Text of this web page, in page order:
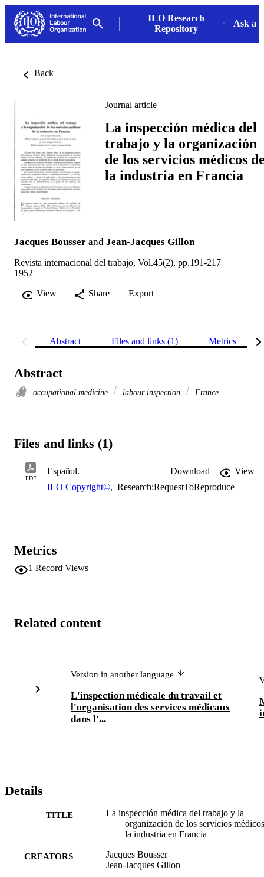
ILO Research
Repository
Ask a
Back
Journal article
La inspección médica del
trabajo y la organización
de los servicios médicos
la industria en Francia
Jacques Bousser and Jean-Jacques Gillon
Revista internacional del trabajo, Vol.45(2), pp.191-217
1952
View
Share Export
Abstract Files and links (1) Metrics
Abstract
occupational medicine labour inspection France
Files and links (1)
PDF
Español. Download
View
ILO Copyright©, Research:RequestToReproduce
Metrics
1 Record Views
Related content
Version in another language
L'inspection médicale du travail et
l'organisation des services médicaux
dans l'...
Details
TITLE
La inspección médica del trabajo y la
organización de los servicios
la industria en Francia
CREATORS
Jacques Bousser
Jean-Jacques Gillon